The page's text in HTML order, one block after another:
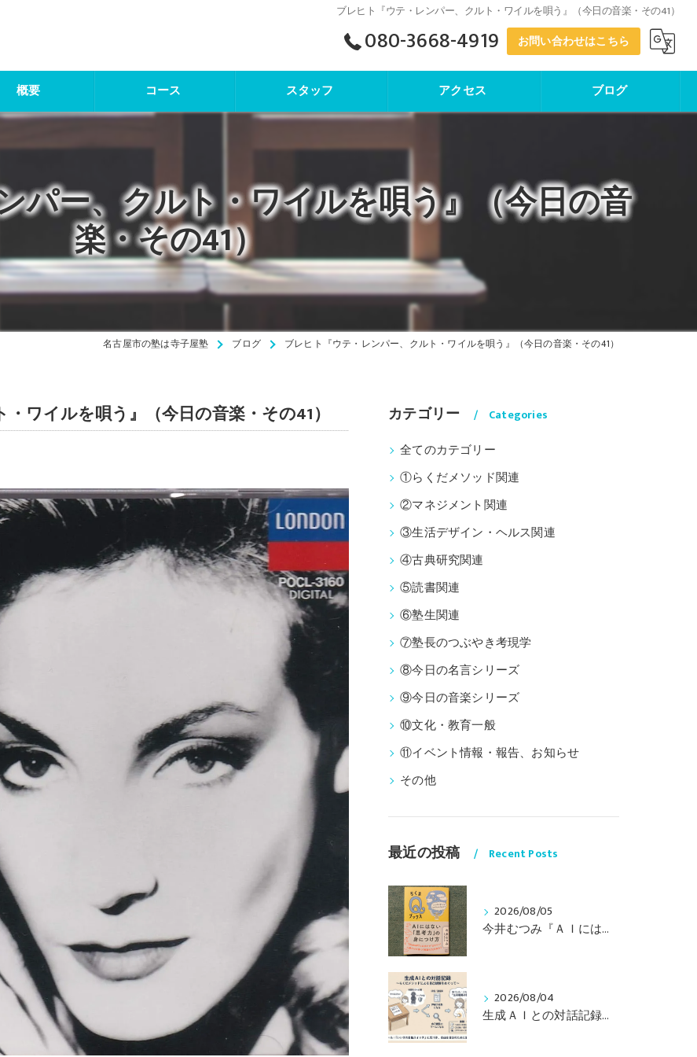
ブレヒト『ウテ・レンパー、クルト・ワイルを唄う』（今日の音楽・その41）
080-3668-4919 お問い合わせはこちら
概要 コース スタッフ アクセス
寺子屋塾
ブログ
パー、クルト・ワイルを唄う』（今日の音
楽・その41）
名古屋市の塾は寺子屋塾 ブログ ブレヒト『ウテ・レンパー、クルト・ワイルを唄う』（今日の音楽・その41）
ワイルを唄う』（今日の音楽・その41） カテゴリー Categories
全てのカテゴリー
①らくだメソッド関連
②マネジメント関連
③生活デザイン・ヘルス関連
④古典研究関連
⑤読書関連
⑥塾生関連
⑦塾長のつぶやき考現学
⑧今日の名言シリーズ
⑨今日の音楽シリーズ
⑩文化・教育一般
⑪イベント情報・報告、お知らせ
その他
最近の投稿 Recent Posts
2026/08/05
今井むつみ『ＡＩにはない思考力の身につけ方 ことばの学びはなぜ大切なのか？』
2026/08/04
生成ＡＩとの対話記録（その２） 〜らくだメソッドによる自己観察をめぐって〜